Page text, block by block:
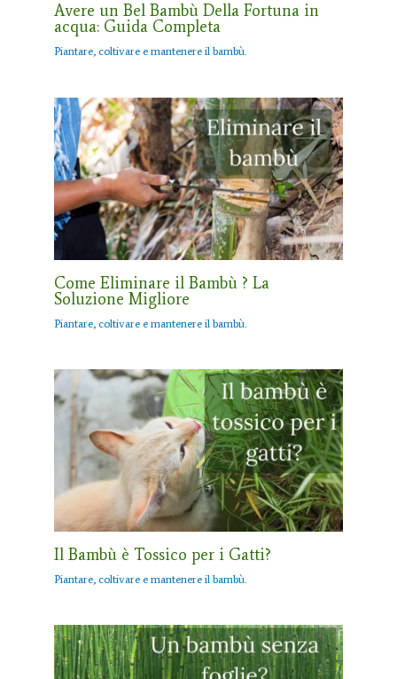
Avere un Bel Bambù Della Fortuna in
acqua: Guida Completa
Piantare, coltivare e mantenere il bambù.
Come Eliminare il Bambù ? La
Soluzione Migliore
Piantare, coltivare e mantenere il bambù.
Il Bambù è Tossico per i Gatti?
Piantare, coltivare e mantenere il bambù.